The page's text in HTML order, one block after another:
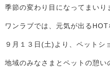
季節の変わり目になってまいり
ワンラブでは、元気が出る
９月１３日(土)より、ペットシ
地域のみなさまとペットの憩い